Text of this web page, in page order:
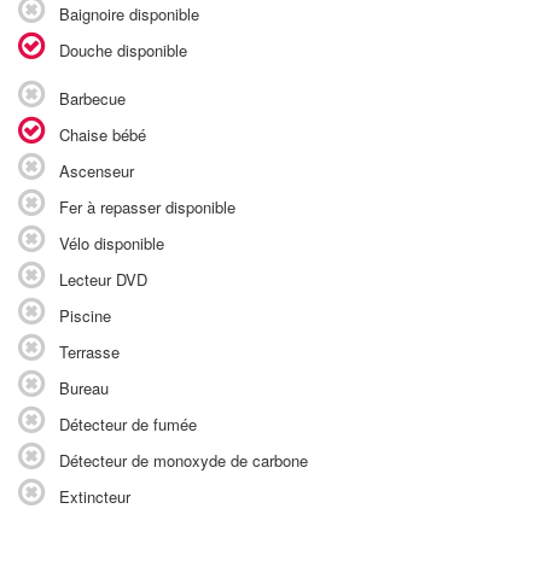
Baignoire disponible
Douche disponible
Barbecue
Chaise bébé
Ascenseur
Fer à repasser disponible
Vélo disponible
Lecteur DVD
Piscine
Terrasse
Bureau
Détecteur de fumée
Détecteur de monoxyde de carbone
Extincteur